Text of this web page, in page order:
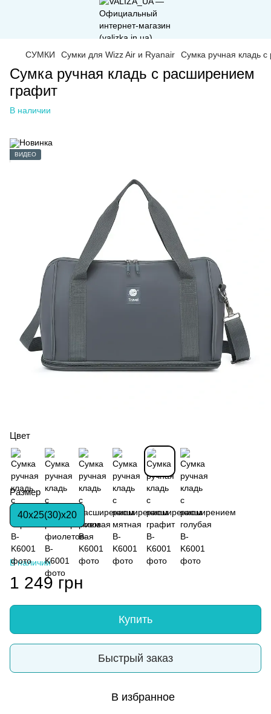
СУМКИ Сумки для Wizz Air и Ryanair Сумка ручная кладь
Сумка ручная кладь с расширением
графит
В наличии
ВИДЕО
Цвет
Размер
40х25(30)х20
В наличии
1 249 грн
Купить
Быстрый заказ
В избранное